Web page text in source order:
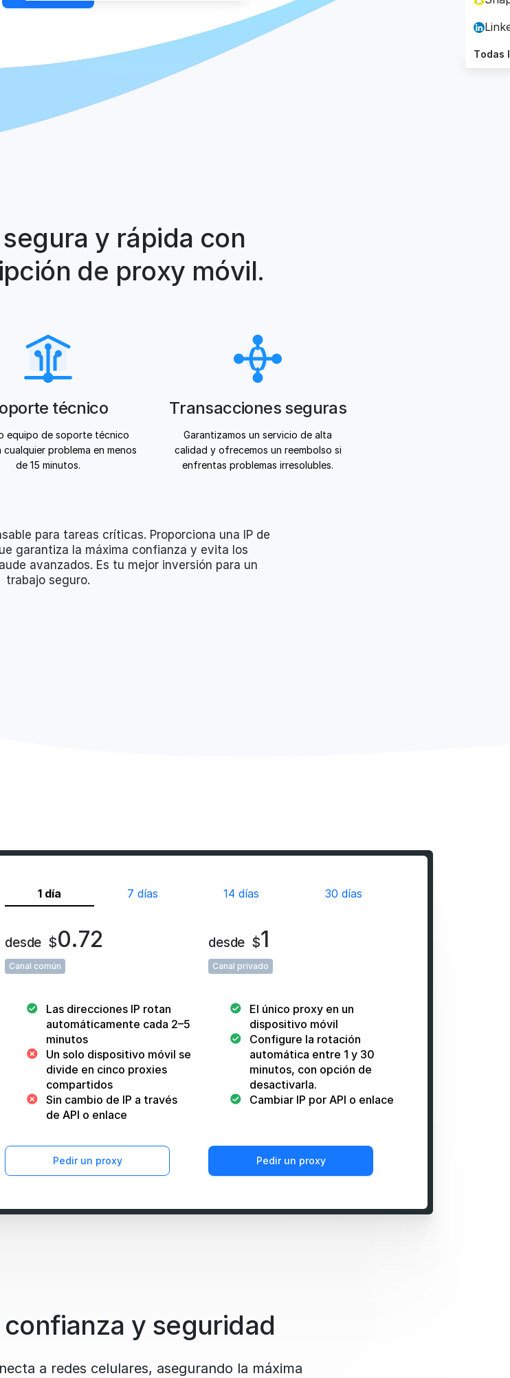
Todas
y rápida con
de proxy móvil.
técnico
equipo de soporte técnico
cualquier problema en menos
de 15 minutos.
Transacciones seguras
Garantizamos un servicio de alta
calidad y ofrecemos un reembolso si
enfrentas problemas irresolubles.
para tareas críticas. Proporciona una IP de
garantiza la máxima confianza y evita los
avanzados. Es tu mejor inversión para un
trabajo seguro.
1 día 7 días 14 días 30 días
desde $0.72
Canal común
Las direcciones IP rotan
automáticamente cada 2–5
minutos
Un solo dispositivo móvil se
divide en cinco proxies
compartidos
Sin cambio de IP a través
de API o enlace
Pedir un proxy
desde $1
Canal privado
El único proxy en un
dispositivo móvil
Configure la rotación
automática entre 1 y 30
minutos, con opción de
desactivarla.
Cambiar IP por API o enlace
Pedir un proxy
y seguridad
a redes celulares, asegurando la máxima